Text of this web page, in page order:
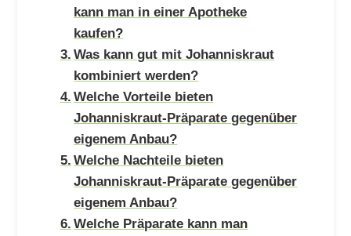
kann man in einer Apotheke
kaufen?
Was kann gut mit Johanniskraut
kombiniert werden?
Welche Vorteile bieten
Johanniskraut-Präparate gegenüber
eigenem Anbau?
Welche Nachteile bieten
Johanniskraut-Präparate gegenüber
eigenem Anbau?
Welche Präparate kann man